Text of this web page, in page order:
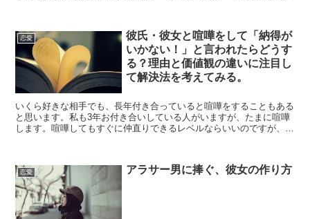
恋愛
彼氏・彼女と喧嘩をして「納得が
いかない！」と言われたらどうす
る？理由と価値観の違いに注目し
て解決法を考えてみる。
いくら好きな相手でも、長年付き合っていると喧嘩をすることもある
と思います。私も3年お付き合いしている人がいますが、たまに喧嘩
します。喧嘩してもすぐに仲直りできるレベルならいいのですが、中
恋愛 アラサー男に捧ぐ、彼女の作り方